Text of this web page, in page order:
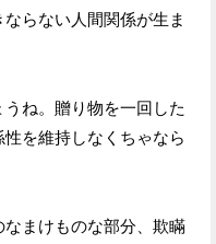
らない人間関係が生ま
ね。贈り物を一回した
を維持しなくちゃなら
まけものな部分、欺瞞